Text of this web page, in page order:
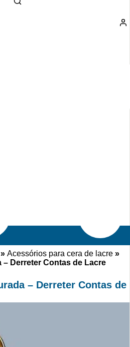
Acessórios para cera de lacre »
Derreter Contas de Lacre
– Derreter Contas de